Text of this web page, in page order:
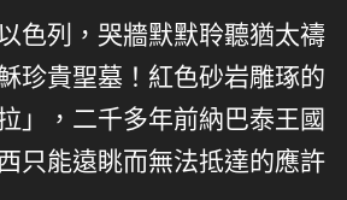
色列，哭牆默默聆聽猶太禱
珍貴聖墓！紅色砂岩雕琢的
」，二千多年前納巴泰王國
只能遠眺而無法抵達的應許